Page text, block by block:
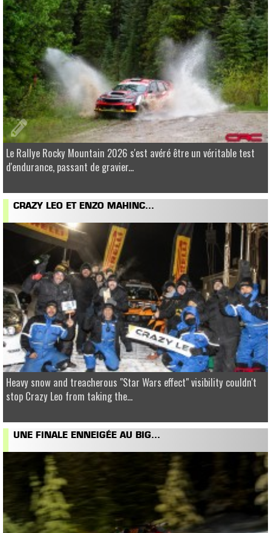
Le Rallye Rocky Mountain 2026 s'est avéré être un véritable test
d'endurance, passant de gravier...
CRAZY LEO ET ENZO MAHINC...
Heavy snow and treacherous "Star Wars effect" visibility couldn't
stop Crazy Leo from taking the...
UNE FINALE ENNEIGÉE AU BIG...